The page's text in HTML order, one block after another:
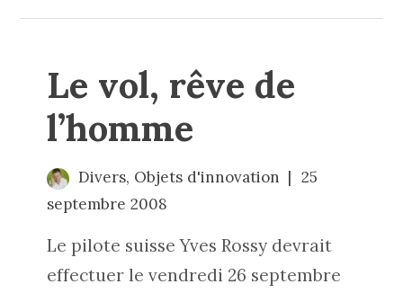
Le vol, rêve de
l’homme
Divers, Objets d'innovation
25
septembre 2008
Le pilote suisse Yves Rossy devrait
effectuer le vendredi 26 septembre